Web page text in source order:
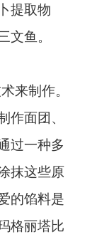
提取物
文鱼。
来制作。
作面团、
过一种多
抹这些原
的馅料是
格丽塔比